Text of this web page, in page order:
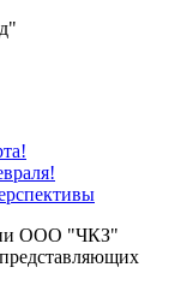
ООО "ЧКЗ"
представляющих